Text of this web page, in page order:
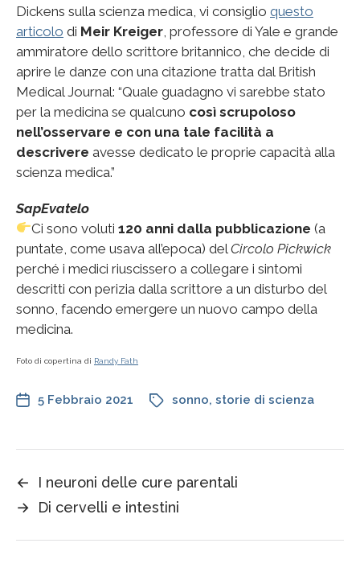
Dickens sulla scienza medica, vi consiglio questo
articolo di Meir Kreiger , professore di Yale e grande
ammiratore dello scrittore britannico, che decide di
aprire le danze con una citazione tratta dal British
Medical Journal: “Quale guadagno vi sarebbe stato
per la medicina se qualcuno così scrupoloso
nell’osservare e con una tale facilità a
descrivere avesse dedicato le proprie capacità alla
scienza medica.”
SapEvatelo
Ci sono voluti120 anni dalla pubblicazione(a
puntate, come usava all’epoca) del Circolo Pickwick
perché i medici riuscissero a collegare i sintomi
descritti con perizia dalla scrittore a un disturbo del
sonno, facendo emergere un nuovo campo della
medicina.
Foto di copertina di Randy Fath
5 Febbraio 2021 sonno, storie di scienza
←
I neuroni delle cure parentali
→
Di cervelli e intestini